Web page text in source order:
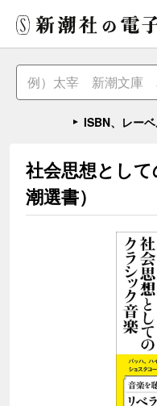
ISBN、レー
社会思想とし
潮選書）